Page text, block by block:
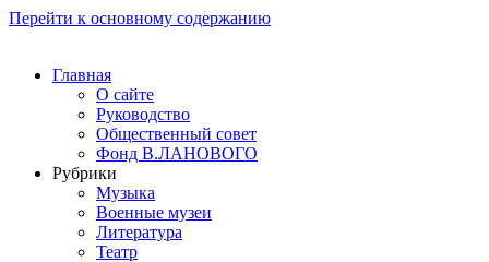
Перейти к основному содержанию
Главная
О сайте
Руководство
Общественный совет
Фонд В.ЛАНОВОГО
Рубрики
Музыка
Военные музеи
Литература
Театр